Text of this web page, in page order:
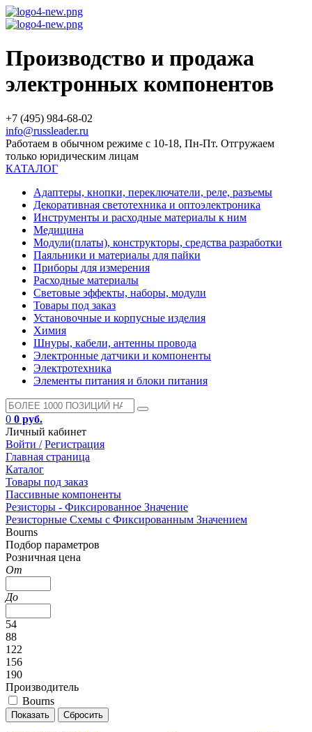
Производство и продажа
электронных компонентов
+7 (495) 984-68-02
info@russleader.ru
Работаем в обычном режиме с 10-18, Пн-Пт. Отгружаем
только юридическим лицам
КАТАЛОГ
Адаптеры, кнопки, переключатели, реле, разъемы
Декоративная светотехника и оптоэлектроника
Инструменты и расходные материалы к ним
Медицина
Модули(платы), конструкторы, средства разработки
Паяльники и материалы для пайки
Приборы для измерения
Расходные материалы
Световые эффекты, наборы, модули
Товары под заказ
Установочные и корпусные изделия
Химия
Шнуры, кабели, антенны провода
Электронные датчики и компоненты
Электротехника
Элементы питания и блоки питания
0 0 руб.
Личный кабинет
Войти / Регистрация
Главная страница
Каталог
Товары под заказ
Пассивные компоненты
Резисторы - Фиксированное Значение
Резисторные Схемы с Фиксированным Значением
Bourns
Подбор параметров
Розничная цена
От
До
54
88
122
156
190
Производитель
Bourns